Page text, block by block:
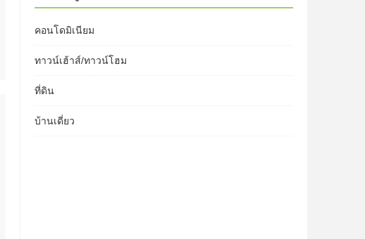
คอนโดมิเนียม
ทาวน์เฮ้าส์/ทาวน์โฮม
ที่ดิน
บ้านเดี่ยว